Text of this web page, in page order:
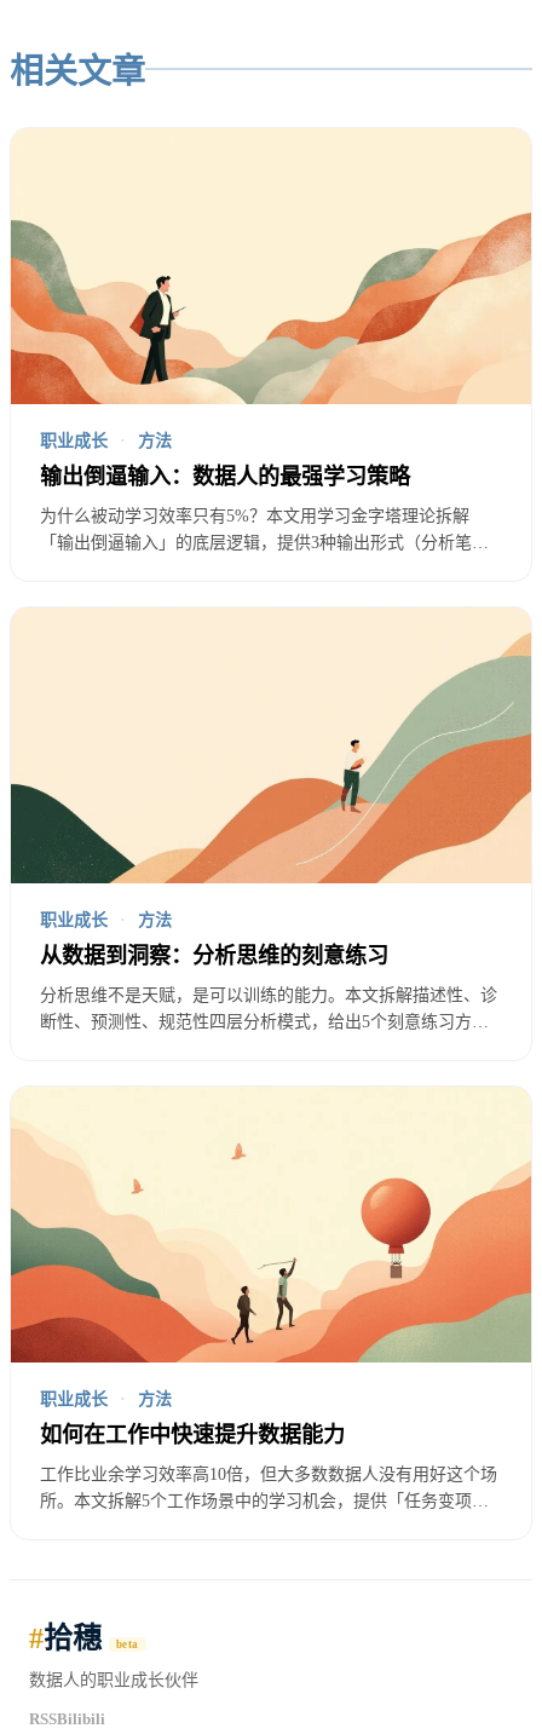
相关文章
职业成长 · 方法
输出倒逼输入：数据人的最强学习策略
为什么被动学习效率只有5%？本文用学习金字塔理论拆解
「输出倒逼输入」的底层逻辑，提供3种输出形式（分析笔
职业成长 · 方法
从数据到洞察：分析思维的刻意练习
分析思维不是天赋，是可以训练的能力。本文拆解描述性、诊
断性、预测性、规范性四层分析模式，给出5个刻意练习方
职业成长 · 方法
如何在工作中快速提升数据能力
工作比业余学习效率高10倍，但大多数数据人没有用好这个场
所。本文拆解5个工作场景中的学习机会，提供「任务变项
#拾穗 beta
数据人的职业成长伙伴
RSSBilibili